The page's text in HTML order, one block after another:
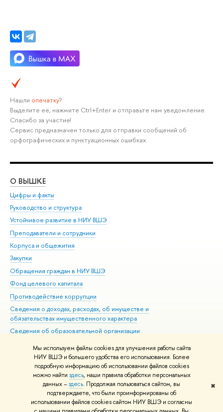
Мы используем файлы cookies для улучшения работы сайта
НИУ ВШЭ и большего удобства его использования. Более
подробную информацию об использовании файлов cookies
можно найти здесь, наши правила обработки персональных
данных –здесь. Продолжая пользоваться сайтом, вы
подтверждаете, что были проинформированы об
использовании файлов cookies сайтом НИУ ВШЭ и согласны
✖
Нашли опечатку?
Выделите её, нажмите Ctrl+Enter и отправьте нам уведомление.
Спасибо за участие!
Сервис предназначен только для отправки сообщений об
орфографических и пунктуационных ошибках.
О ВЫШКЕ
Цифры и факты
Руководство и структура
Устойчивое развитие в НИУ ВШЭ
Преподаватели и сотрудники
Корпуса и общежития
Закупки
Обращения граждан в НИУ ВШЭ
Фонд целевого капитала
Противодействие коррупции
Сведения о доходах, расходах, об имуществе и
обязательствах имущественного характера
Сведения об образовательной организации
Людям с ограниченными возможностями здоровья
Единая платежная страница
Работа в Вышке
© НИУ ВШЭ 1993–2026 Адреса и контакты Условия использования